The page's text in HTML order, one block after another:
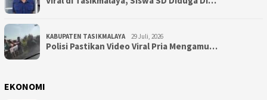
KABUPATEN TASIKMALAYA 29 Juli, 2026
Polisi Pastikan Video Viral Pria Mengamu…
EKONOMI